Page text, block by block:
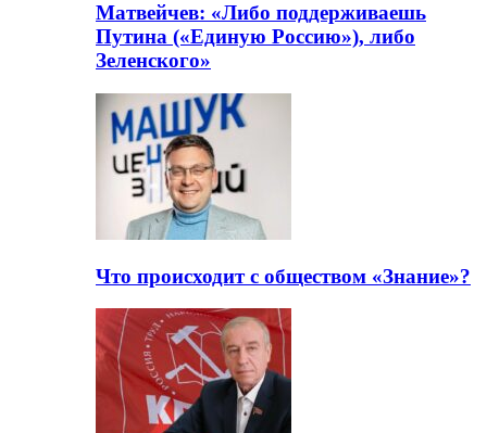
Матвейчев: «Либо поддерживаешь
Путина («Единую Россию»), либо
Зеленского»
Что происходит с обществом «Знание»?